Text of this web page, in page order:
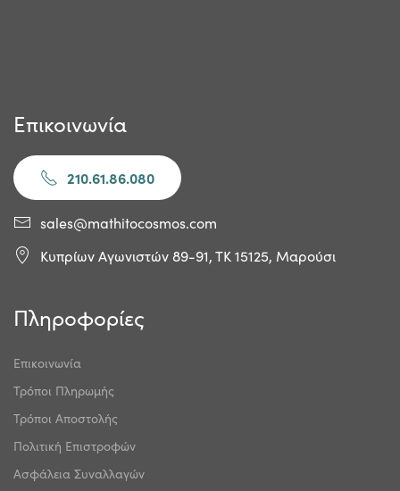
Επικοινωνία
210.61.86.080
sales@mathitocosmos.com
Κυπρίων Αγωνιστών 89-91, ΤΚ 15125, Μαρούσι
Πληροφορίες
Επικοινωνία
Τρόποι Πληρωμής
Τρόποι Αποστολής
Πολιτική Επιστροφών
Ασφάλεια Συναλλαγών